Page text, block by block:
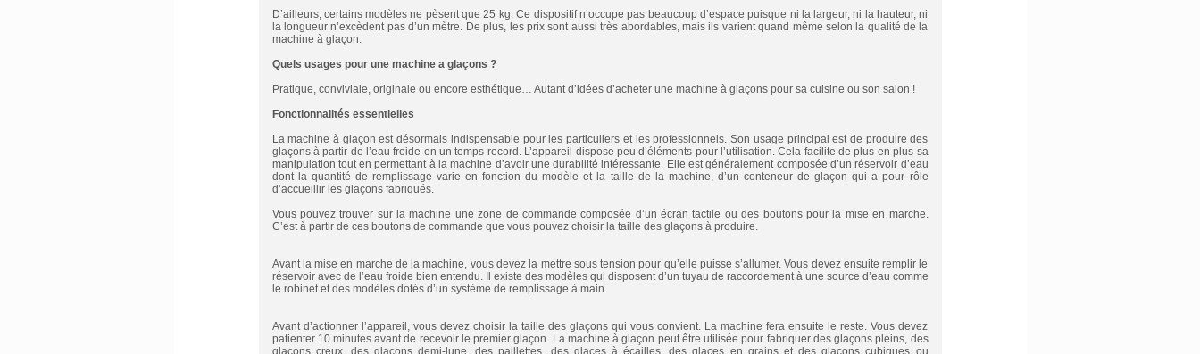
D’ailleurs, certains modèles ne pèsent que 25 kg. Ce dispositif n’occupe pas beaucoup d’espace puisque ni la largeur, ni la hauteur, ni
la longueur n’excèdent pas d’un mètre. De plus, les prix sont aussi très abordables, mais ils varient quand même selon la qualité de la
machine à glaçon.
Quels usages pour une machine a glaçons ?
Pratique, conviviale, originale ou encore esthétique… Autant d’idées d’acheter une machine à glaçons pour sa cuisine ou son salon !
Fonctionnalités essentielles
La machine à glaçon est désormais indispensable pour les particuliers et les professionnels. Son usage principal est de produire des
glaçons à partir de l’eau froide en un temps record. L’appareil dispose peu d’éléments pour l’utilisation. Cela facilite de plus en plus sa
manipulation tout en permettant à la machine d’avoir une durabilité intéressante. Elle est généralement composée d’un réservoir d’eau
dont la quantité de remplissage varie en fonction du modèle et la taille de la machine, d’un conteneur de glaçon qui a pour rôle
d’accueillir les glaçons fabriqués.
Vous pouvez trouver sur la machine une zone de commande composée d’un écran tactile ou des boutons pour la mise en marche.
C’est à partir de ces boutons de commande que vous pouvez choisir la taille des glaçons à produire.
Avant la mise en marche de la machine, vous devez la mettre sous tension pour qu’elle puisse s’allumer. Vous devez ensuite remplir le
réservoir avec de l’eau froide bien entendu. Il existe des modèles qui disposent d’un tuyau de raccordement à une source d’eau comme
le robinet et des modèles dotés d’un système de remplissage à main.
Avant d’actionner l’appareil, vous devez choisir la taille des glaçons qui vous convient. La machine fera ensuite le reste. Vous devez
patienter 10 minutes avant de recevoir le premier glaçon. La machine à glaçon peut être utilisée pour fabriquer des glaçons pleins, des
glaçons creux, des glaçons demi-lune, des paillettes, des glaces à écailles, des glaces en grains et des glaçons cubiques ou